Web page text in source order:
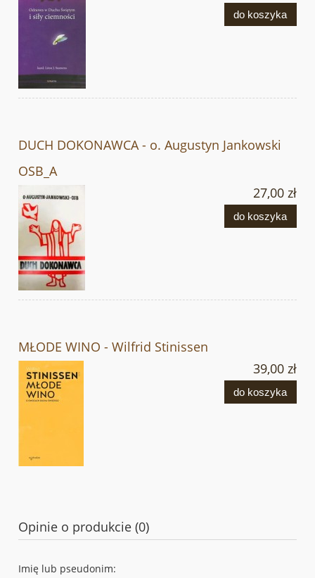
do koszyka
DUCH DOKONAWCA - o. Augustyn Jankowski
OSB_A
27,00 zł
do koszyka
MŁODE WINO - Wilfrid Stinissen
39,00 zł
do koszyka
Opinie o produkcie (0)
Imię lub pseudonim: